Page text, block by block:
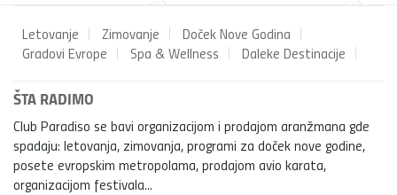
Letovanje Zimovanje
Doček Nove Godina
Gradovi Evrope
Spa & Wellness Daleke Destinacije
ŠTA RADIMO
Club Paradiso se bavi organizacijom i prodajom aranžmana gde
spadaju: letovanja, zimovanja, programi za doček nove godine,
posete evropskim metropolama, prodajom avio karata,
organizacijom festivala...